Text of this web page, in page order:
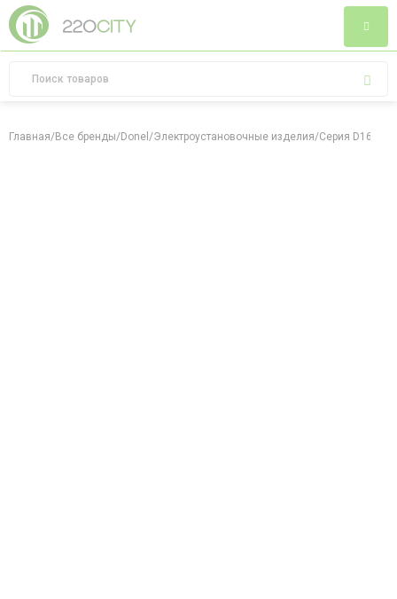
Главная/Все бренды/Donel /Электроустановочные изделия/Серия D16